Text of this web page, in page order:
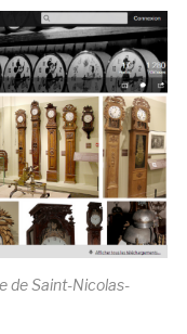
de Saint-Nicolas-